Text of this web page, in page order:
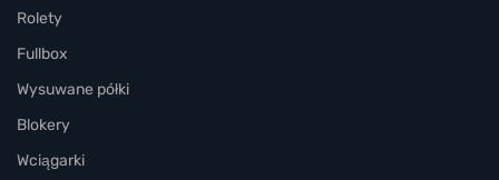
Rolety
Fullbox
Wysuwane półki
Blokery
Wciągarki